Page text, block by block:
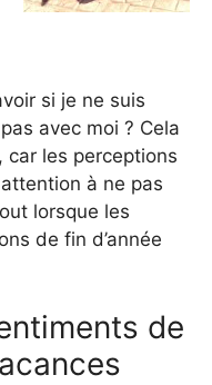
si je ne suis
avec moi ? Cela
car les perceptions
à ne pas
lorsque les
de fin d’année
de